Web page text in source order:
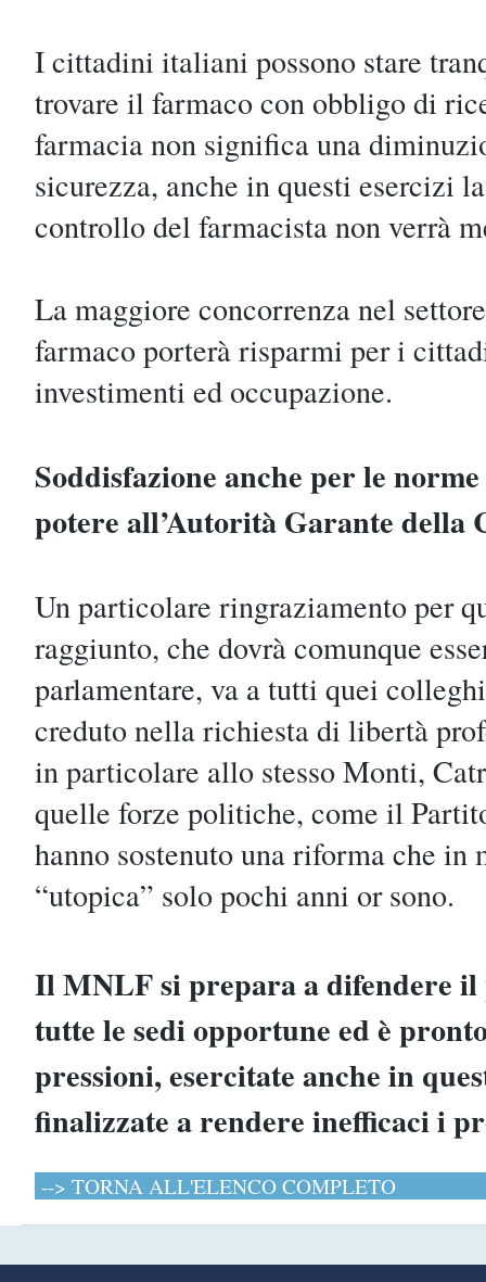
I cittadini italiani possono stare
trovare il farmaco con obbligo di
farmacia non significa una
sicurezza, anche in questi esercizi
controllo del farmacista non verrà
La maggiore concorrenza nel
farmaco porterà risparmi per i
investimenti ed occupazione.
Soddisfazione anche per le
potere all’Autorità Garante della
Un particolare ringraziamento per
raggiunto, che dovrà comunque
parlamentare, va a tutti quei
creduto nella richiesta di libertà
in particolare allo stesso Monti,
quelle forze politiche, come il
hanno sostenuto una riforma che in
“utopica” solo pochi anni or sono.
Il MNLF si prepara a difendere
tutte le sedi opportune ed è
pressioni, esercitate anche in
finalizzate a rendere inefficaci i
--> TORNA ALL'ELENCO COMPLETO